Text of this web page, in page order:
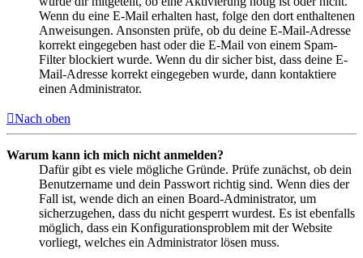
Wenn du eine E-Mail erhalten hast, folge den dort enthaltenen
Anweisungen. Ansonsten prüfe, ob du deine E-Mail-Adresse
korrekt eingegeben hast oder die E-Mail von einem Spam-
Filter blockiert wurde. Wenn du dir sicher bist, dass deine E-
Mail-Adresse korrekt eingegeben wurde, dann kontaktiere
einen Administrator.
Nach oben
Warum kann ich mich nicht anmelden?
Dafür gibt es viele mögliche Gründe. Prüfe zunächst, ob dein
Benutzername und dein Passwort richtig sind. Wenn dies der
Fall ist, wende dich an einen Board-Administrator, um
sicherzugehen, dass du nicht gesperrt wurdest. Es ist ebenfalls
möglich, dass ein Konfigurationsproblem mit der Website
vorliegt, welches ein Administrator lösen muss.